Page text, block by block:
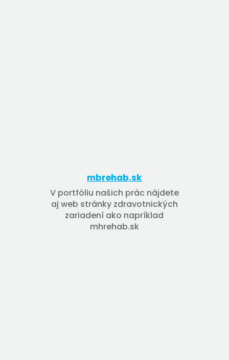
mbrehab.sk
V portfóliu našich prác nájdete
aj web stránky zdravotnických
zariadení ako napríklad
mhrehab.sk